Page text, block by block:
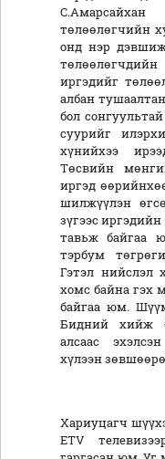
төлөөлөгчийн
онд нэр
иргэдийг
албан
бол
суурийг
хүнийхээ
Төсвийн
иргэд
шилжүүлэн
зүгээс
тавьж байгаа
тэрбум
Гэтэл нийслэл
хомс байна гэх
байгаа юм.
Бидний хийж
алсаас
хүлээн
Хариуцагч
ETV